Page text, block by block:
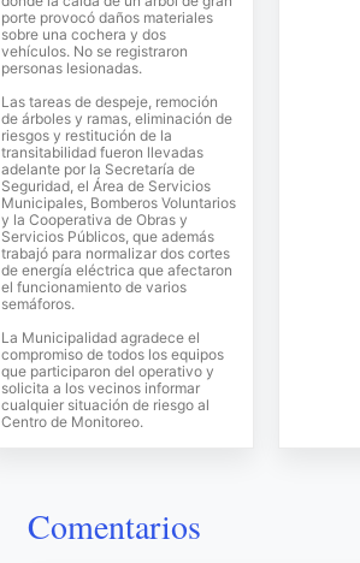
porte provocó daños materiales
sobre una cochera y dos
vehículos. No se registraron
personas lesionadas.
Las tareas de despeje, remoción
de árboles y ramas, eliminación de
riesgos y restitución de la
transitabilidad fueron llevadas
adelante por la Secretaría de
Seguridad, el Área de Servicios
Municipales, Bomberos Voluntarios
y la Cooperativa de Obras y
Servicios Públicos, que además
trabajó para normalizar dos cortes
de energía eléctrica que afectaron
el funcionamiento de varios
semáforos.
La Municipalidad agradece el
compromiso de todos los equipos
que participaron del operativo y
solicita a los vecinos informar
cualquier situación de riesgo al
Centro de Monitoreo.
Comentarios